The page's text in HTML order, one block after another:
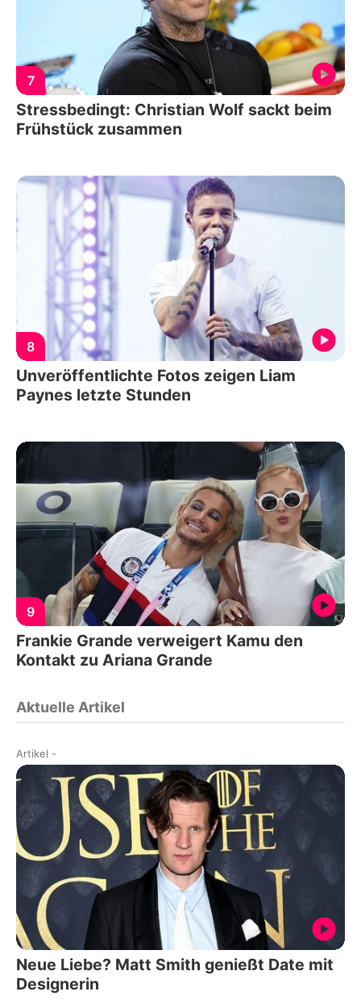
7
Stressbedingt: Christian Wolf sackt beim
Frühstück zusammen
8
Unveröffentlichte Fotos zeigen Liam
Paynes letzte Stunden
9
Frankie Grande verweigert Kamu den
Kontakt zu Ariana Grande
Aktuelle Artikel
Artikel -
Neue Liebe? Matt Smith genießt Date mit
Designerin